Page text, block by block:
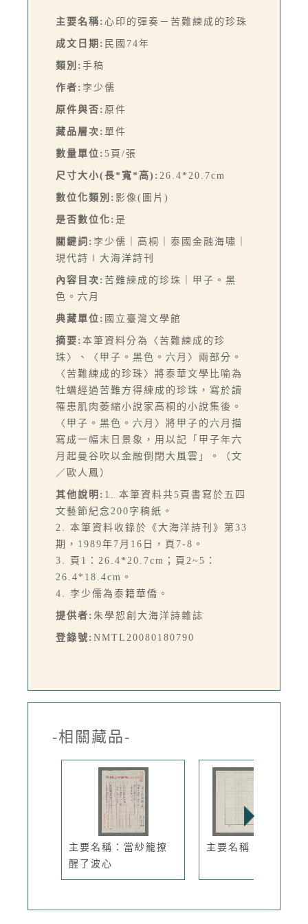
主要名稱: 心印的彈奏－苦難練成的珍珠
成文日期: 民國74年
類別: 手稿
作者: 李少儒
原件與否: 原件
藏品層次: 單件
數量單位: 5頁/張
尺寸大小(長*寬*高): 26.4*20.7cm
數位化類別: 影像(圖片)
是否數位化: 是
關鍵詞: 李少儒｜高桐｜泰國金融海嘯｜
現代詩∣大海洋詩刊
內容目次: 苦難練成的珍珠｜甲子。黑
色。六月
典藏單位: 國立臺灣文學館
摘要: 本筆資料分為〈苦難練成的珍
珠〉、〈甲子。黑色。六月〉兩部分。
〈苦難練成的珍珠〉將泰華文學比喻為
牡蠣經過苦難方得練成的珍珠，寫於讀
罹患肌肉萎縮小說家高桐的小說集後。
〈甲子。黑色。六月〉將甲子的六月描
寫成一幅末日景象，用以記「甲子年六
月起曼谷吹以金融倒閉大風雲」。（文
／歐人鳳）
其他說明: 1. 本筆資料共5頁書寫於五四
文藝節紀念200字稿紙。
2. 本筆資料收錄於《大海洋詩刊》第33
期，1989年7月16日，頁7-8。
3. 頁1：26.4*20.7cm；頁2~5：
26.4*18.4cm。
4. 李少儒為泰籍華僑。
提供者: 朱學恕創大海洋詩雜誌
登錄號: NMTL20080180790
-相關藏品-
主要名稱：當紗籠撩
醒了波心
主要名稱：吮海